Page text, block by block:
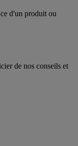
d'un produit ou
de nos conseils et